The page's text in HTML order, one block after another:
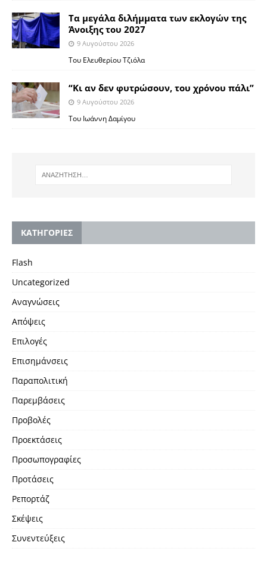
Τα μεγάλα διλήμματα των εκλογών της
Άνοιξης του 2027
9 Αυγούστου 2026
Του Ελευθερίου Τζιόλα
“Κι αν δεν φυτρώσουν, του χρόνου πάλι”
9 Αυγούστου 2026
Toυ Ιωάννη Δαμίγου
KΑΤΗΓΟΡΙΕΣ
Flash
Uncategorized
Αναγνώσεις
Απόψεις
Επιλογές
Επισημάνσεις
Παραπολιτική
Παρεμβάσεις
Προβολές
Προεκτάσεις
Προσωπογραφίες
Προτάσεις
Ρεπορτάζ
Σκέψεις
Συνεντεύξεις